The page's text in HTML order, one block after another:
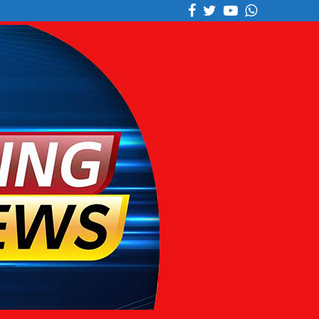
Facebook
Twitter
YoutubeWhatsapp